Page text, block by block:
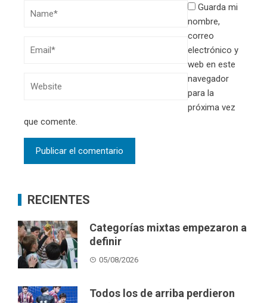
Guarda mi
nombre,
correo
electrónico y
web en este
navegador
para la
próxima vez
que comente.
RECIENTES
Categorías mixtas empezaron a
definir
05/08/2026
Todos los de arriba perdieron